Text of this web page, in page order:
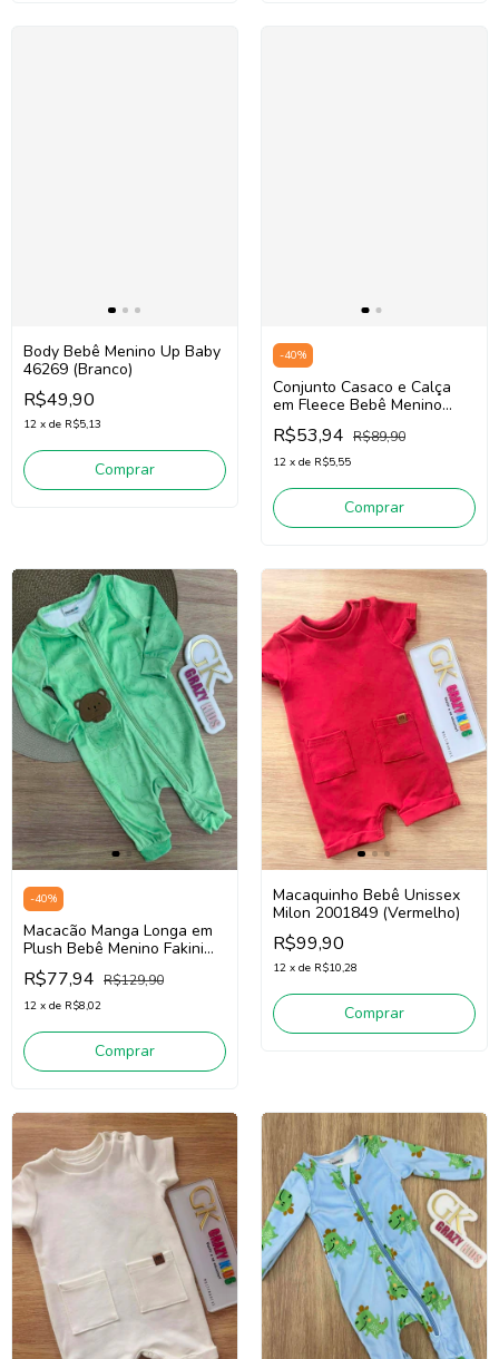
Body Bebê Menino Up Baby
46269 (Branco)
R$49,90
12 x de R$5,13
Comprar
-40%
Conjunto Casaco e Calça
em Fleece Bebê Menino
Fakini 102401054 (Azul)
R$53,94 R$89,90
12 x de R$5,55
Comprar
-40%
Macacão Manga Longa em
Plush Bebê Menino Fakini
102401077 (Verde)
R$77,94 R$129,90
12 x de R$8,02
Comprar
Macaquinho Bebê Unissex
Milon 2001849 (Vermelho)
R$99,90
12 x de R$10,28
Comprar